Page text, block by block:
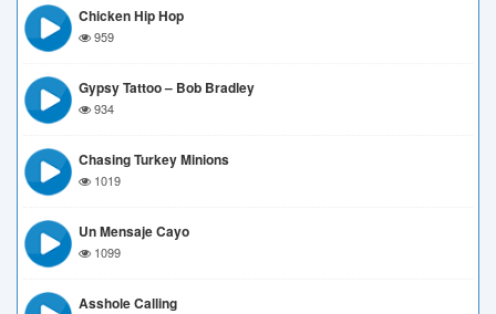
Chicken Hip Hop
959
Gypsy Tattoo – Bob Bradley
934
Chasing Turkey Minions
1019
Un Mensaje Cayo
1099
Asshole Calling